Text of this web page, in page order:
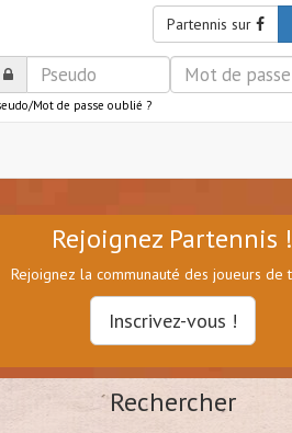
Partennis sur
Mot de passe oublié ?
Rejoignez Partennis !
Rejoignez la communauté des joueurs de
Inscrivez-vous !
Rechercher